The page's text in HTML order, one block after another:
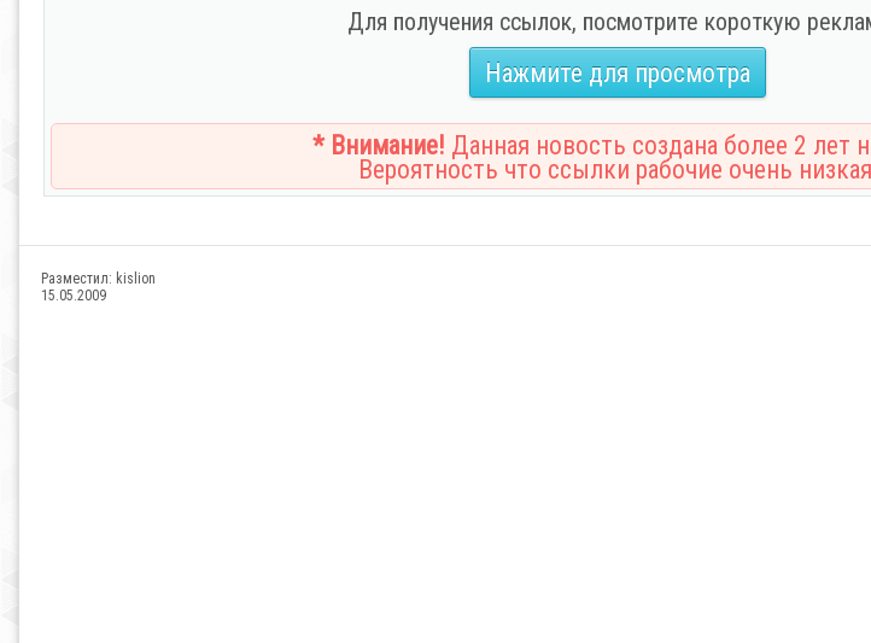
Для получения ссылок, посмотрите короткую
Нажмите для просмотра
* Внимание! Данная новость создана более 2 лет
Вероятность что ссылки рабочие очень
Разместил: kislion
15.05.2009